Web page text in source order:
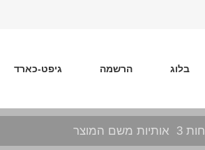
בלוג הרשמה גיפט-כארד